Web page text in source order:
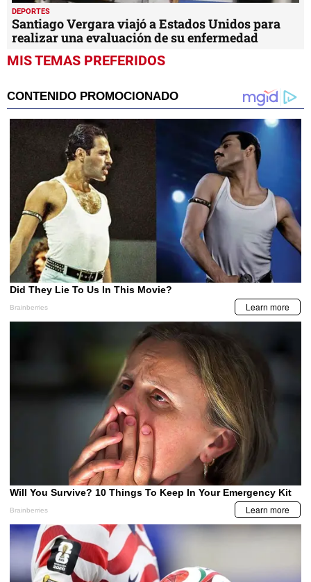
DEPORTES
Santiago Vergara viajó a Estados Unidos para
realizar una evaluación de su enfermedad
MIS TEMAS PREFERIDOS